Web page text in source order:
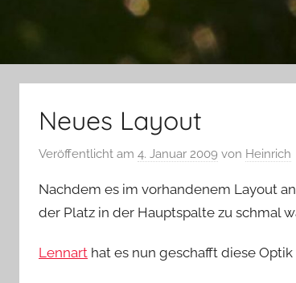
Neues Layout
Veröffentlicht am 4. Januar 2009 von Heinrich
Nachdem es im vorhandenem Layout
der Platz in der Hauptspalte zu schmal
Lennart hat es nun geschafft diese